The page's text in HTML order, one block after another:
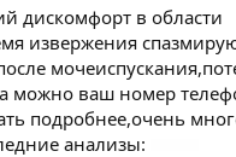
дискомфорт в области
извержения
можно ваш номер
подробнее,очень
анализы: